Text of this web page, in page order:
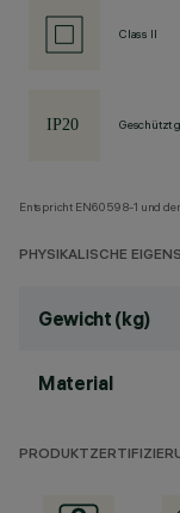
Class II
Geschützt
Entspricht EN60598-1 und
PHYSIKALISCHE
Gewicht (kg)
Material